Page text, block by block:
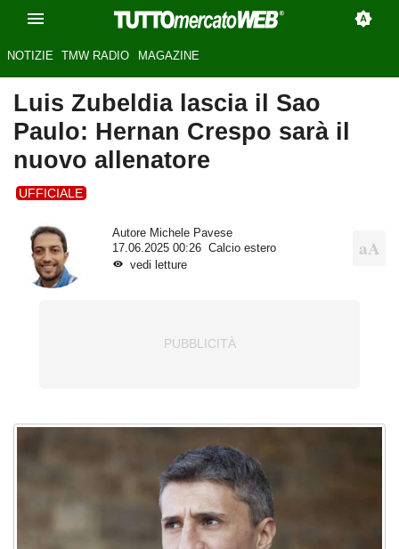
NOTIZIE TMW RADIO MAGAZINE
Luis Zubeldia lascia il Sao
Paulo: Hernan Crespo sarà il
nuovo allenatore
UFFICIALE
Autore Michele Pavese
17.06.2025 00:26
Calcio estero
vedi letture